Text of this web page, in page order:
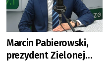
Marcin Pabierowski,
prezydent Zielonej